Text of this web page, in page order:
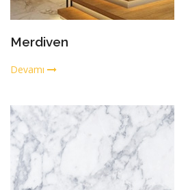
Merdiven
Devamı